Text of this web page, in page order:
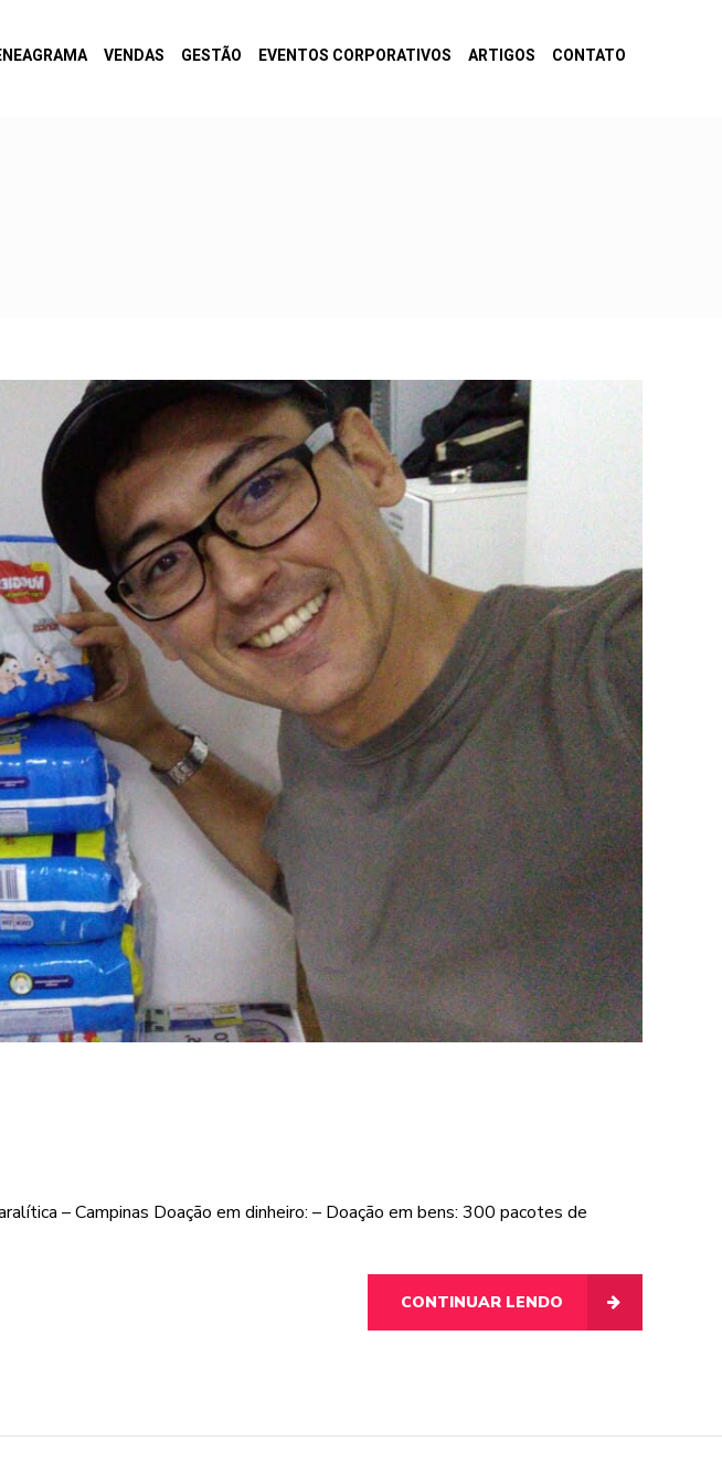
VENDAS GESTÃO EVENTOS CORPORATIVOS ARTIGOS CONTATO
– Campinas Doação em dinheiro: – Doação em bens: 300 pacotes de
CONTINUAR LENDO